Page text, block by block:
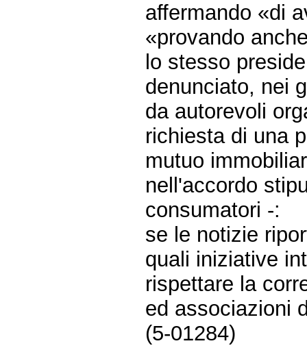
affermando «di
«provando
lo stesso
denunciato, nei
da autorevoli
richiesta di una
mutuo
nell'accordo
consumatori -:
se le notizie
quali iniziative
rispettare la
ed associazioni
(5-01284)